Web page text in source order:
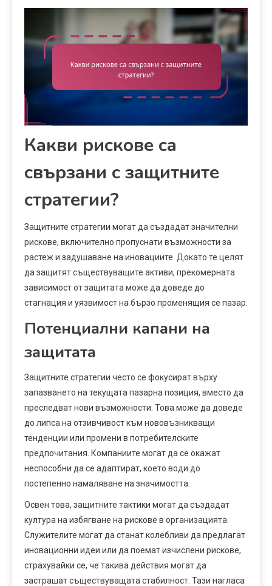
Какви рискове са
свързани с защитните
стратегии?
Защитните стратегии могат да създадат значителни
рискове, включително пропуснати възможности за
растеж и задушаване на иновациите. Докато те целят
да защитят съществуващите активи, прекомерната
зависимост от защитата може да доведе до
стагнация и уязвимост на бързо променящия се пазар.
Потенциални капани на
защитата
Защитните стратегии често се фокусират върху
запазването на текущата пазарна позиция, вместо да
преследват нови възможности. Това може да доведе
до липса на отзивчивост към нововъзникващи
тенденции или промени в потребителските
предпочитания. Компаниите могат да се окажат
неспособни да се адаптират, което води до
постепенно намаляване на значимостта.
Освен това, защитните тактики могат да създадат
култура на избягване на рискове в организацията.
Служителите могат да станат колебливи да предлагат
иновационни идеи или да поемат изчислени рискове,
страхувайки се, че такива действия могат да
застрашат съществуващата стабилност. Тази нагласа